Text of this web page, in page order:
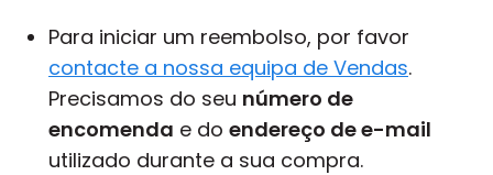
Para iniciar um reembolso, por favor
contacte a nossa equipa de Vendas.
Precisamos do seu número de
encomenda e do endereço de e-mail
utilizado durante a sua compra.